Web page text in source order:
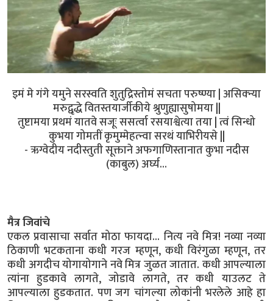
इमं मे गंगे यमुने सरस्वति शुतुद्रिस्तोमं सचता परुष्ण्या | असिक्न्या
मरुद्वृद्धे वितस्तयार्जीकीये श्रुणुह्यासुषोमया ||
तुष्टामया प्रथमं यातवे सजूः ससर्त्वा रसयाश्वेत्या तया | त्वं सिन्धो
कुभया गोमतीं कृमुम्मेहत्न्वा सरथं याभिरीयसे ||
- ऋग्वेदीय नदीस्तुती सूक्ताने अफगाणिस्तानात कुभा नदीस
(काबुल) अर्घ्य...
मैत्र जिवांचे
एकल प्रवासाचा सर्वात मोठा फायदा... नित्य नवे मित्र! नव्या नव्या
ठिकाणी भटकताना कधी गरज म्हणून, कधी विरंगुळा म्हणून, तर
कधी अगदीच योगायोगाने नवे मित्र जुळत जातात. कधी आपल्याला
त्यांना हुडकावे लागते, जोडावे लागते, तर कधी याउलट ते
आपल्याला हुडकतात. पण जग चांगल्या लोकांनी भरलेले आहे हा